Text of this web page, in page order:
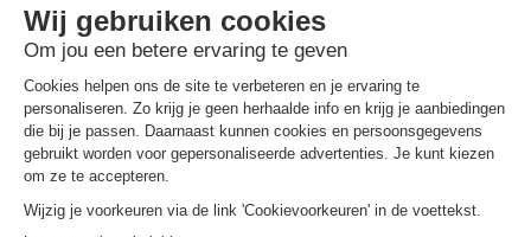
Toon prijzen